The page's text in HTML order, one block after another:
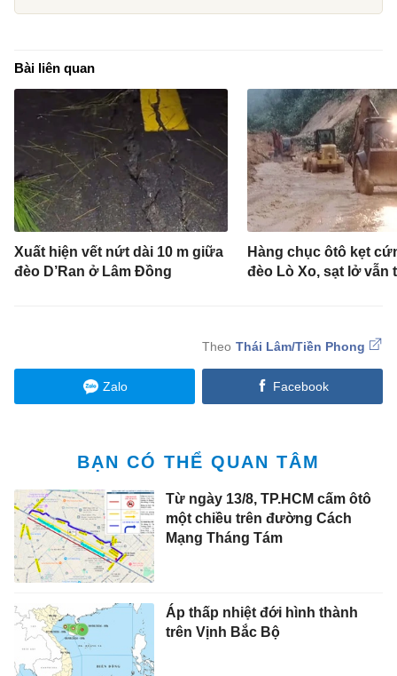
Bài liên quan
Xuất hiện vết nứt dài 10 m giữa
đèo D’Ran ở Lâm Đồng
Hàng chục ôtô kẹt
đèo Lò Xo, sạt lở vẫn
Thái Lâm/Tiền Phong
Zalo Facebook
BẠN CÓ THỂ QUAN TÂM
Từ ngày 13/8, TP.HCM cấm ôtô
một chiều trên đường Cách
Mạng Tháng Tám
Áp thấp nhiệt đới hình thành
trên Vịnh Bắc Bộ